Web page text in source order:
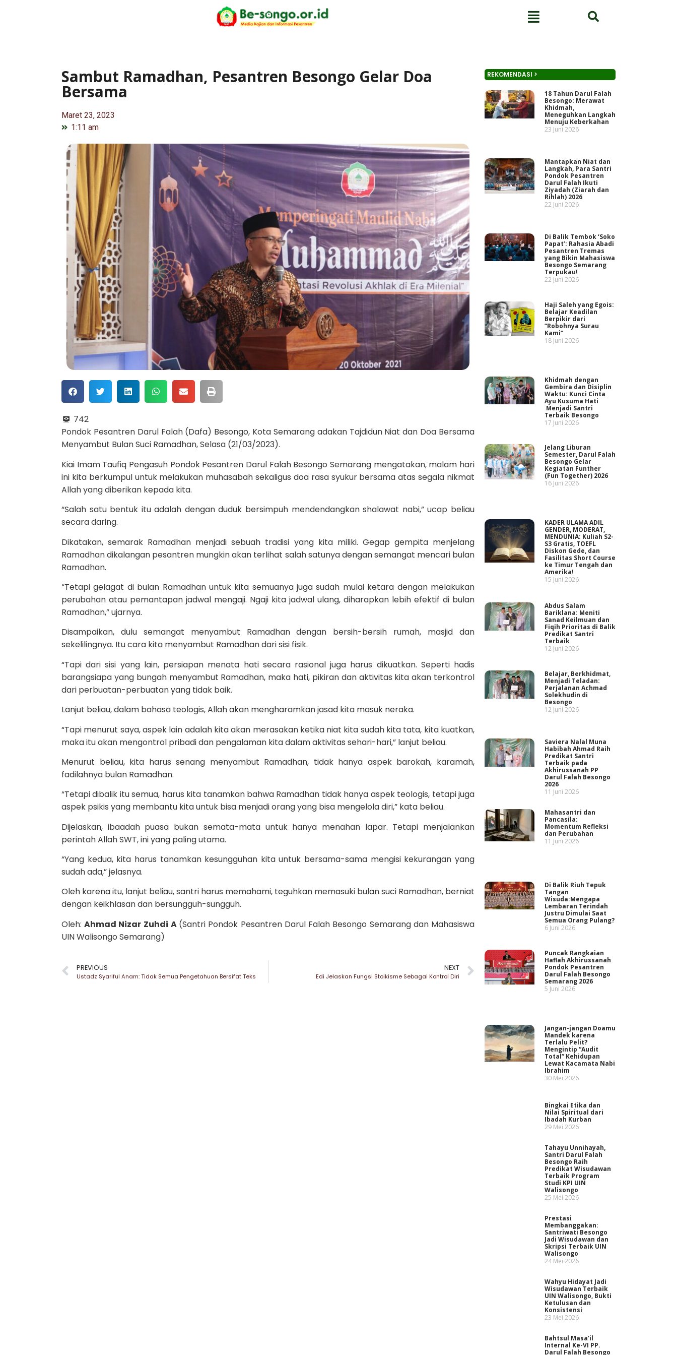
Sambut Ramadhan, Pesantren Besongo Gelar Doa
Bersama
Maret 23, 2023
1:11 am
742
Pondok Pesantren Darul Falah (Dafa) Besongo, Kota Semarang adakan Tajdidun Niat dan Doa Bersama
Menyambut Bulan Suci Ramadhan, Selasa (21/03/2023).
Kiai Imam Taufiq Pengasuh Pondok Pesantren Darul Falah Besongo Semarang mengatakan, malam hari
ini kita berkumpul untuk melakukan muhasabah sekaligus doa rasa syukur bersama atas segala nikmat
Allah yang diberikan kepada kita.
“Salah satu bentuk itu adalah dengan duduk bersimpuh mendendangkan shalawat nabi,” ucap beliau
secara daring.
Dikatakan, semarak Ramadhan menjadi sebuah tradisi yang kita miliki. Gegap gempita menjelang
Ramadhan dikalangan pesantren mungkin akan terlihat salah satunya dengan semangat mencari bulan
Ramadhan.
“Tetapi gelagat di bulan Ramadhan untuk kita semuanya juga sudah mulai ketara dengan melakukan
perubahan atau pemantapan jadwal mengaji. Ngaji kita jadwal ulang, diharapkan lebih efektif di bulan
Ramadhan,” ujarnya.
Disampaikan, dulu semangat menyambut Ramadhan dengan bersih-bersih rumah, masjid dan
sekelilingnya. Itu cara kita menyambut Ramadhan dari sisi fisik.
“Tapi dari sisi yang lain, persiapan menata hati secara rasional juga harus dikuatkan. Seperti hadis
barangsiapa yang bungah menyambut Ramadhan, maka hati, pikiran dan aktivitas kita akan terkontrol
dari perbuatan-perbuatan yang tidak baik.
Lanjut beliau, dalam bahasa teologis, Allah akan mengharamkan jasad kita masuk neraka.
“Tapi menurut saya, aspek lain adalah kita akan merasakan ketika niat kita sudah kita tata, kita kuatkan,
maka itu akan mengontrol pribadi dan pengalaman kita dalam aktivitas sehari-hari,” lanjut beliau.
Menurut beliau, kita harus senang menyambut Ramadhan, tidak hanya aspek barokah, karamah,
fadilahnya bulan Ramadhan.
“Tetapi dibalik itu semua, harus kita tanamkan bahwa Ramadhan tidak hanya aspek teologis, tetapi juga
aspek psikis yang membantu kita untuk bisa menjadi orang yang bisa mengelola diri,” kata beliau.
Dijelaskan, ibaadah puasa bukan semata-mata untuk hanya menahan lapar. Tetapi menjalankan
perintah Allah SWT, ini yang paling utama.
“Yang kedua, kita harus tanamkan kesungguhan kita untuk bersama-sama mengisi kekurangan yang
sudah ada,” jelasnya.
Oleh karena itu, lanjut beliau, santri harus memahami, teguhkan memasuki bulan suci Ramadhan, berniat
dengan keikhlasan dan bersungguh-sungguh.
Oleh:Ahmad Nizar Zuhdi A (Santri Pondok Pesantren Darul Falah Besongo Semarang dan Mahasiswa
UIN Walisongo Semarang)
PREVIOUS
Ustadz Syariful Anam: Tidak Semua Pengetahuan Bersifat Teks
NEXT
Edi Jelaskan Fungsi Stoikisme Sebagai Kontrol Diri
REKOMENDASI >
18 Tahun Darul Falah
Besongo: Merawat
Khidmah,
Meneguhkan Langkah
Menuju Keberkahan
23 Juni 2026
Mantapkan Niat dan
Langkah, Para Santri
Pondok Pesantren
Darul Falah Ikuti
Ziyadah (Ziarah dan
Rihlah) 2026
22 Juni 2026
Di Balik Tembok ‘Soko
Papat’: Rahasia Abadi
Pesantren Tremas
yang Bikin Mahasiswa
Besongo Semarang
Terpukau!
22 Juni 2026
Haji Saleh yang Egois:
Belajar Keadilan
Berpikir dari
“Robohnya Surau
Kami”
18 Juni 2026
Khidmah dengan
Gembira dan Disiplin
Waktu: Kunci Cinta
Ayu Kusuma Hati
Menjadi Santri
Terbaik Besongo
17 Juni 2026
Jelang Liburan
Semester, Darul Falah
Besongo Gelar
Kegiatan Funther
(Fun Together) 2026
16 Juni 2026
KADER ULAMA ADIL
GENDER, MODERAT,
MENDUNIA: Kuliah S2-
S3 Gratis, TOEFL
Diskon Gede, dan
Fasilitas Short Course
ke Timur Tengah dan
Amerika!
15 Juni 2026
Abdus Salam
Bariklana: Meniti
Sanad Keilmuan dan
Fiqih Prioritas di Balik
Predikat Santri
Terbaik
12 Juni 2026
Belajar, Berkhidmat,
Menjadi Teladan:
Perjalanan Achmad
Solekhudin di
Besongo
12 Juni 2026
Saviera Nalal Muna
Habibah Ahmad Raih
Predikat Santri
Terbaik pada
Akhirussanah PP
Darul Falah Besongo
2026
11 Juni 2026
Mahasantri dan
Pancasila:
Momentum Refleksi
dan Perubahan
11 Juni 2026
Di Balik Riuh Tepuk
Tangan
Wisuda:Mengapa
Lembaran Terindah
Justru Dimulai Saat
Semua Orang Pulang?
6 Juni 2026
Puncak Rangkaian
Haflah Akhirussanah
Pondok Pesantren
Darul Falah Besongo
Semarang 2026
5 Juni 2026
Jangan-jangan Doamu
Mandek karena
Terlalu Pelit?
Mengintip “Audit
Total” Kehidupan
Lewat Kacamata Nabi
Ibrahim
30 Mei 2026
Bingkai Etika dan
Nilai Spiritual dari
Ibadah Kurban
29 Mei 2026
Tahayu Unnihayah,
Santri Darul Falah
Besongo Raih
Predikat Wisudawan
Terbaik Program
Studi KPI UIN
Walisongo
25 Mei 2026
Prestasi
Membanggakan:
Santriwati Besongo
Jadi Wisudawan dan
Skripsi Terbaik UIN
Walisongo
24 Mei 2026
Wahyu Hidayat Jadi
Wisudawan Terbaik
UIN Walisongo, Bukti
Ketulusan dan
Konsistensi
23 Mei 2026
Bahtsul Masa’il
Internal Ke-VI PP.
Darul Falah Besongo